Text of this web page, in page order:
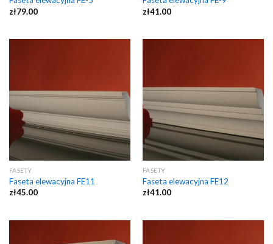
zł79.00
zł41.00
FASETY
Faseta elewacyjna FE11
zł45.00
FASETY
Faseta elewacyjna FE12
zł41.00